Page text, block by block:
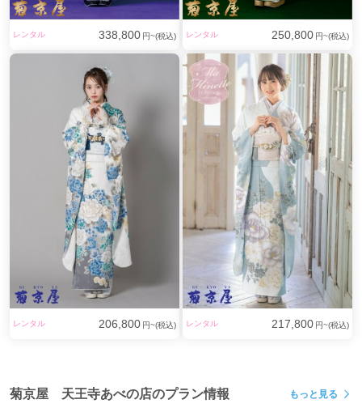
濃紺色に松と四季の花
レンタル 338,800 円~(税込) レンタル 250,800 円~(税込)
レンタル 206,800 円~(税込) レンタル 217,800 円~(税込)
菊京屋 天王寺あべの店のプラン情報 もっと見る